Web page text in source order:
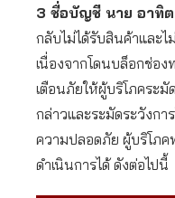
3 ชื่อบัญชี นาย อาทิ
กลับไม่ได้รับสินค้าและไ
เนื่องจากโดนบล็อกช่อ
เตือนภัยให้ผู้บริโภคระมั
กล่าวและระมัดระวังกา
ความปลอดภัย ผู้บริโภค
ดำเนินการได้ ดังต่อไปนี้